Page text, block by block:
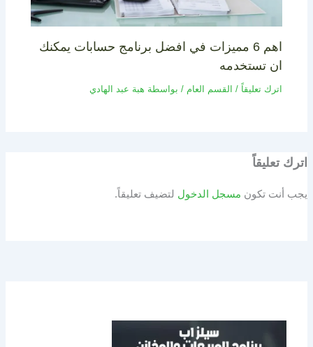
اهم 6 مميزات في افضل برنامج حسابات يمكنك
ان تستخدمه
اترك تعليقاً / القسم العام / بواسطة هبة عبد الهادي
اترك تعليقاً
يجب أنت تكون مسجل الدخول لتضيف تعليقاً.